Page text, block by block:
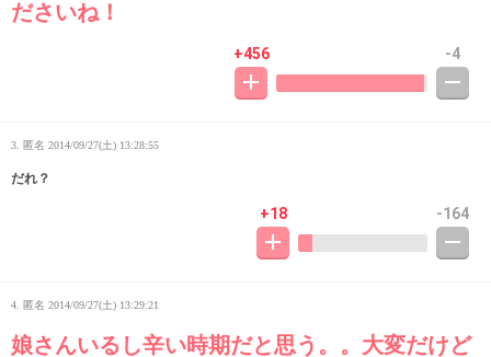
ださいね！
+456 -4
3. 匿名 2014/09/27(土) 13:28:55
だれ？
+18 -164
4. 匿名 2014/09/27(土) 13:29:21
娘さんいるし辛い時期だと思う。。大変だけど